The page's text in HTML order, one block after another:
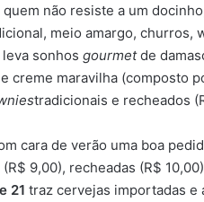
não resiste a um
meio amargo, churros,
leva sonhos gourmetde
creme maravilha (composto
tradicionais e recheados
cara de verão uma boa
9,00), recheadas (R$
21 traz cervejas importadas e